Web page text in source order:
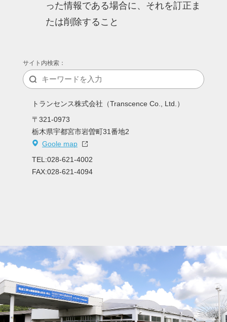
った情報である場合に、それを訂正ま
たは削除すること
サイト内検索：
トランセンス株式会社 （Transcence Co., Ltd.）
〒321-0973
栃木県宇都宮市岩曽町31番地2
Goole map
TEL:028-621-4002
FAX:028-621-4094